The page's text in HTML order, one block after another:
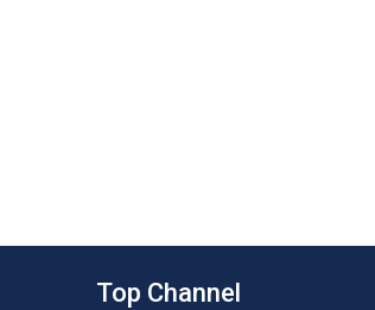
Top Channel